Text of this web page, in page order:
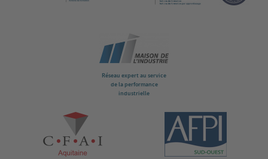
Réseau expert au service
de la performance
industrielle